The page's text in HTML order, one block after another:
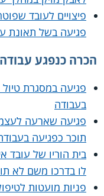
פיצויים לעובד
פגיעה בשל תאונת
הכרה כנפגע עבודה
פגיעה במסגרת
בעבודה
פגיעה שארעה
תוכר כפגיעה
בית הוריו של עובד
לו בדרכו משם לא
פניות מועטות